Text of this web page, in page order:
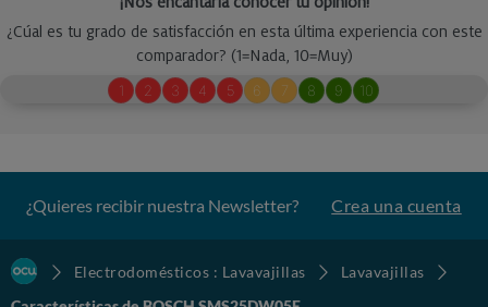
¿Quieres recibir nuestra Newsletter? Crea una cuenta
Electrodomésticos : Lavavajillas
Lavavajillas